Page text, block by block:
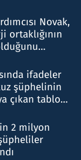
Novak,
ortaklığının
ifadeler
şüphelinin
çıkan tablo
2 milyon